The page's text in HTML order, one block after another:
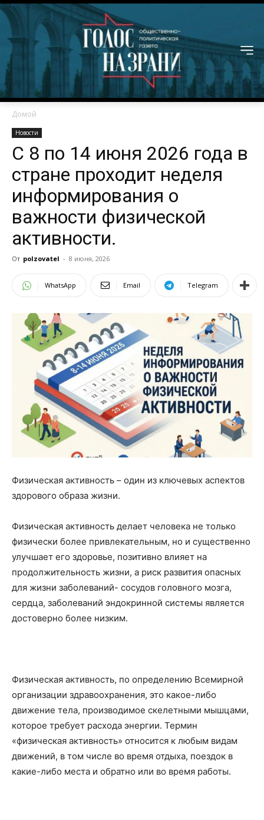
Домой
Новости
С 8 по 14 июня 2026 года в
стране проходит неделя
информирования о
важности физической
активности.
От polzovatel - 8 июня, 2026
WhatsApp Email Telegram
Физическая активность – один из ключевых аспектов
здорового образа жизни.
Физическая активность делает человека не только
физически более привлекательным, но и существенно
улучшает его здоровье, позитивно влияет на
продолжительность жизни, а риск развития опасных
для жизни заболеваний- сосудов головного мозга,
сердца, заболеваний эндокринной системы является
достоверно более низким.
Физическая активность, по определению Всемирной
организации здравоохранения, это какое-либо
движение тела, производимое скелетными мышцами,
которое требует расхода энергии. Термин
«физическая активность» относится к любым видам
движений, в том числе во время отдыха, поездок в
какие-либо места и обратно или во время работы.